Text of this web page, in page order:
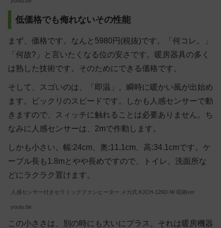
低価格でも侮れないその性能
まず、価格です。なんと5980円(税抜)です。「何コレ。」
「何故?」と言いたくなる位の安さです。暖房器具の多く
は熟した技術です。そのためにできる価格です。
そして、スゴいのは、「即温」。瞬時に暖かい風が出始め
ます。ビックリのスピードです。しかも人感センサーで動
きますので、スィッチに触れることは必要ありません。ち
なみに人感センサーは、2mで作動します。
しかも小さい。幅:24cm、奥:11.1cm、高:34.1cmです。ケ
ーブル長も1.8mとやや長めですので、トイレ、洗面所な
どにラクラク置けます。
人感センサー付きセラミックファンヒーター メカ式 KJCH-126D-W 収納ver
youtu.be
この小ささは、別の時にも大いにプラス。それは暖房機器